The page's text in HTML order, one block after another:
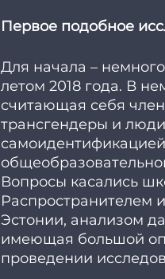
Первое подобное
Для начала –
летом 2018 года. В
считающая себя
трансгендеры и
Вопросы касались
Распространителем
Эстонии, анализом
имеющая большой
проведении